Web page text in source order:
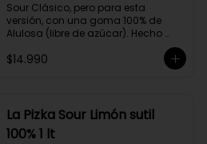
Sour Clásico, pero para esta
versión, con una goma 100% de
Alulosa (libre de azúcar). Hecho
100% con jugo de limón sutil y pisco
doble destilado de receta propia
hecho a partir de uva Moscatel de
corazón del Valle del Elqui.
$14.990
La Pizka Sour Limón sutil
100% 1 lt